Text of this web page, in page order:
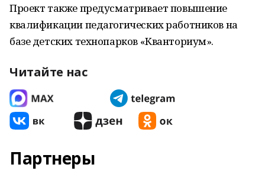
Проект также предусматривает повышение
квалификации педагогических работников на
базе детских технопарков «Кванториум».
Читайте нас
Партнеры